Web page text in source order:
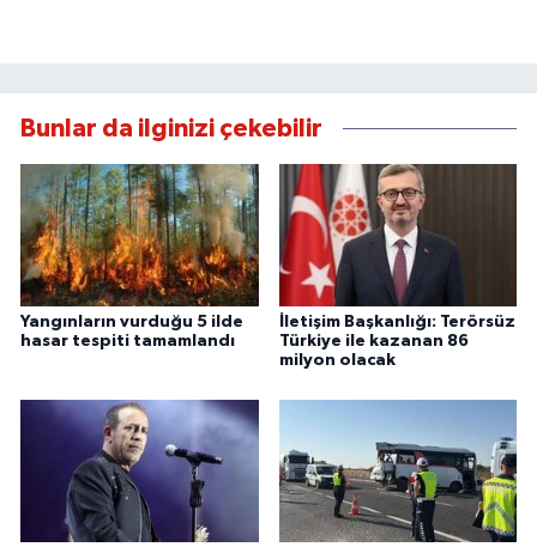
Bunlar da ilginizi çekebilir
Yangınların vurduğu 5 ilde
hasar tespiti tamamlandı
İletişim Başkanlığı: Terörsüz
Türkiye ile kazanan 86
milyon olacak